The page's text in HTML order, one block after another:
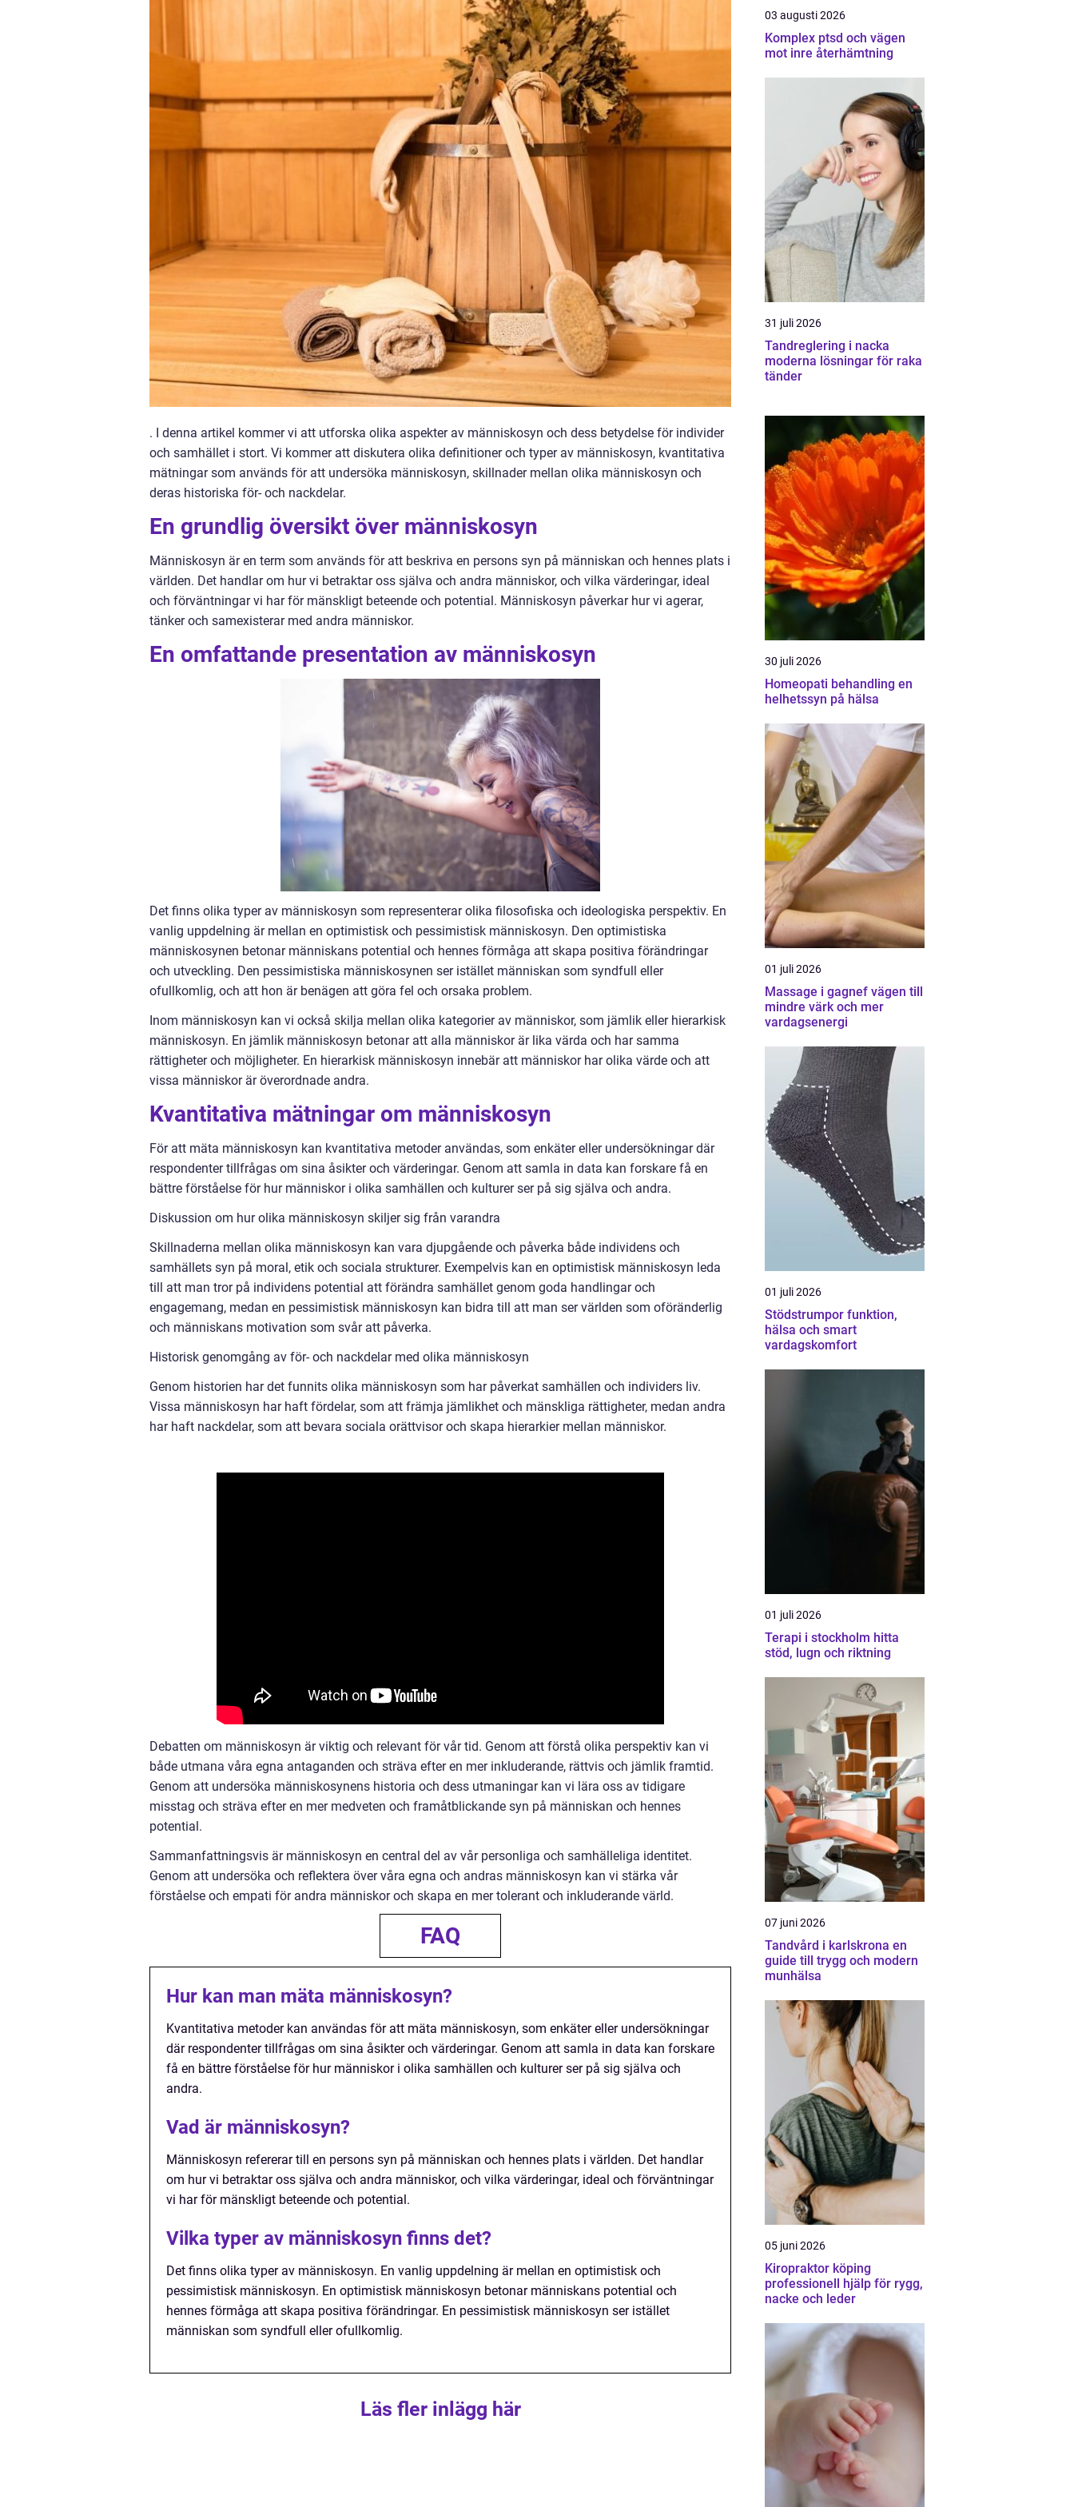
. I denna artikel kommer vi att utforska olika aspekter av människosyn och dess betydelse för individer
och samhället i stort. Vi kommer att diskutera olika definitioner och typer av människosyn, kvantitativa
mätningar som används för att undersöka människosyn, skillnader mellan olika människosyn och
deras historiska för- och nackdelar.
En grundlig översikt över människosyn
Människosyn är en term som används för att beskriva en persons syn på människan och hennes plats i
världen. Det handlar om hur vi betraktar oss själva och andra människor, och vilka värderingar, ideal
och förväntningar vi har för mänskligt beteende och potential. Människosyn påverkar hur vi agerar,
tänker och samexisterar med andra människor.
En omfattande presentation av människosyn
Det finns olika typer av människosyn som representerar olika filosofiska och ideologiska perspektiv. En
vanlig uppdelning är mellan en optimistisk och pessimistisk människosyn. Den optimistiska
människosynen betonar människans potential och hennes förmåga att skapa positiva förändringar
och utveckling. Den pessimistiska människosynen ser istället människan som syndfull eller
ofullkomlig, och att hon är benägen att göra fel och orsaka problem.
Inom människosyn kan vi också skilja mellan olika kategorier av människor, som jämlik eller hierarkisk
människosyn. En jämlik människosyn betonar att alla människor är lika värda och har samma
rättigheter och möjligheter. En hierarkisk människosyn innebär att människor har olika värde och att
vissa människor är överordnade andra.
Kvantitativa mätningar om människosyn
För att mäta människosyn kan kvantitativa metoder användas, som enkäter eller undersökningar där
respondenter tillfrågas om sina åsikter och värderingar. Genom att samla in data kan forskare få en
bättre förståelse för hur människor i olika samhällen och kulturer ser på sig själva och andra.
Diskussion om hur olika människosyn skiljer sig från varandra
Skillnaderna mellan olika människosyn kan vara djupgående och påverka både individens och
samhällets syn på moral, etik och sociala strukturer. Exempelvis kan en optimistisk människosyn leda
till att man tror på individens potential att förändra samhället genom goda handlingar och
engagemang, medan en pessimistisk människosyn kan bidra till att man ser världen som oföränderlig
och människans motivation som svår att påverka.
Historisk genomgång av för- och nackdelar med olika människosyn
Genom historien har det funnits olika människosyn som har påverkat samhällen och individers liv.
Vissa människosyn har haft fördelar, som att främja jämlikhet och mänskliga rättigheter, medan andra
har haft nackdelar, som att bevara sociala orättvisor och skapa hierarkier mellan människor.
Debatten om människosyn är viktig och relevant för vår tid. Genom att förstå olika perspektiv kan vi
både utmana våra egna antaganden och sträva efter en mer inkluderande, rättvis och jämlik framtid.
Genom att undersöka människosynens historia och dess utmaningar kan vi lära oss av tidigare
misstag och sträva efter en mer medveten och framåtblickande syn på människan och hennes
potential.
Sammanfattningsvis är människosyn en central del av vår personliga och samhälleliga identitet.
Genom att undersöka och reflektera över våra egna och andras människosyn kan vi stärka vår
förståelse och empati för andra människor och skapa en mer tolerant och inkluderande värld.
FAQ
Hur kan man mäta människosyn?
Kvantitativa metoder kan användas för att mäta människosyn, som enkäter eller undersökningar
där respondenter tillfrågas om sina åsikter och värderingar. Genom att samla in data kan forskare
få en bättre förståelse för hur människor i olika samhällen och kulturer ser på sig själva och
andra.
Vad är människosyn?
Människosyn refererar till en persons syn på människan och hennes plats i världen. Det handlar
om hur vi betraktar oss själva och andra människor, och vilka värderingar, ideal och förväntningar
vi har för mänskligt beteende och potential.
Vilka typer av människosyn finns det?
Det finns olika typer av människosyn. En vanlig uppdelning är mellan en optimistisk och
pessimistisk människosyn. En optimistisk människosyn betonar människans potential och
hennes förmåga att skapa positiva förändringar. En pessimistisk människosyn ser istället
människan som syndfull eller ofullkomlig.
Läs fler inlägg här
03 augusti 2026
Komplex ptsd och vägen
mot inre återhämtning
31 juli 2026
Tandreglering i nacka
moderna lösningar för raka
tänder
30 juli 2026
Homeopati behandling en
helhetssyn på hälsa
01 juli 2026
Massage i gagnef vägen till
mindre värk och mer
vardagsenergi
01 juli 2026
Stödstrumpor funktion,
hälsa och smart
vardagskomfort
01 juli 2026
Terapi i stockholm hitta
stöd, lugn och riktning
07 juni 2026
Tandvård i karlskrona en
guide till trygg och modern
munhälsa
05 juni 2026
Kiropraktor köping
professionell hjälp för rygg,
nacke och leder